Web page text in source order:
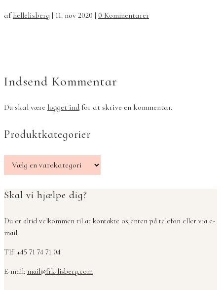
afhellelisberg | 11. nov 2020 | 0 Kommentarer
Indsend Kommentar
Du skal være logget ind for at skrive en kommentar.
Produktkategorier
Skal vi hjælpe dig?
Du er altid velkommen til at kontakte os enten på telefon eller via e-
mail.
Tlf: +45 71 74 71 04
E-mail: mail@frk-lisberg.com